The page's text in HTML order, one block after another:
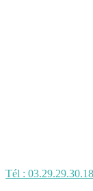
Tél : 03.29.29.30.18